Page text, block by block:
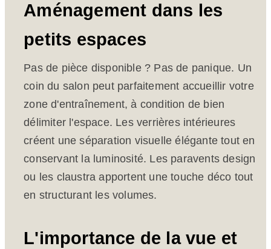
Aménagement dans les
petits espaces
Pas de pièce disponible ? Pas de panique. Un
coin du salon peut parfaitement accueillir votre
zone d'entraînement, à condition de bien
délimiter l'espace. Les verrières intérieures
créent une séparation visuelle élégante tout en
conservant la luminosité. Les paravents design
ou les claustra apportent une touche déco tout
en structurant les volumes.
L'importance de la vue et